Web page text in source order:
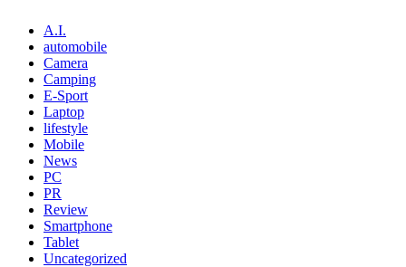
A.I.
automobile
Camera
Camping
E-Sport
Laptop
lifestyle
Mobile
News
PC
PR
Review
Smartphone
Tablet
Uncategorized